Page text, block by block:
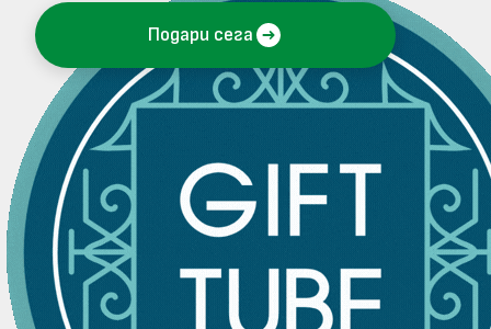
Подари сега